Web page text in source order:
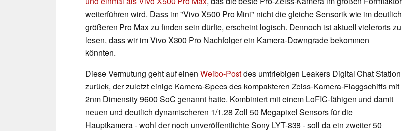
weiterführen wird. Dass im "Vivo X500 Pro Mini" nicht die gleiche Sensorik wie im deutlich
größeren Pro Max zu finden sein dürfte, erscheint logisch. Dennoch ist aktuell vielerorts zu
lesen, dass wir im Vivo X300 Pro Nachfolger ein Kamera-Downgrade bekommen
könnten.
Diese Vermutung geht auf einen Weibo-Postdes umtriebigen Leakers Digital Chat Station
zurück, der zuletzt einige Kamera-Specs des kompakteren Zeiss-Kamera-Flaggschiffs mit
2nm Dimensity 9600 SoC genannt hatte. Kombiniert mit einem LoFIC-fähigen und damit
neuen und deutlich dynamischeren 1/1.28 Zoll 50 Megapixel Sensors für die
Hauptkamera - wohl der noch unveröffentlichte Sony LYT-838 - soll da ein zweiter 50